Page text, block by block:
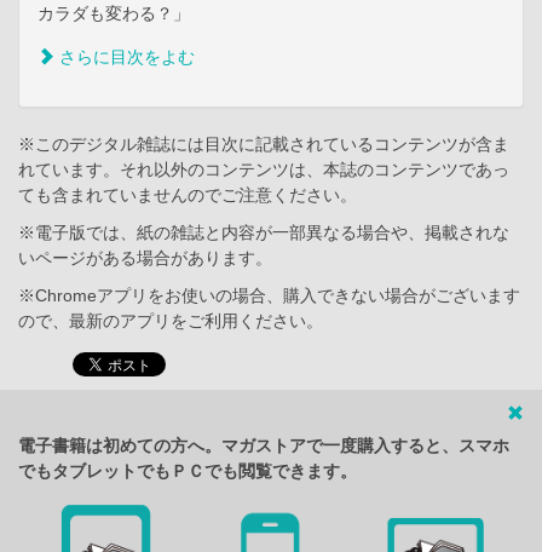
カラダも変わる？」
さらに目次をよむ
※このデジタル雑誌には目次に記載されているコンテンツが含ま
れています。それ以外のコンテンツは、本誌のコンテンツであっ
ても含まれていませんのでご注意ください。
※電子版では、紙の雑誌と内容が一部異なる場合や、掲載されな
いページがある場合があります。
※Chromeアプリをお使いの場合、購入できない場合がございます
ので、最新のアプリをご利用ください。
電子書籍は初めての方へ。マガストアで一度購入すると、スマホ
でもタブレットでもＰＣでも閲覧できます。